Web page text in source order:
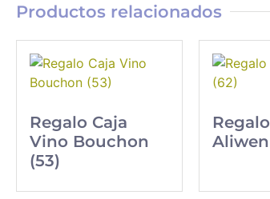
Productos relacionados
Regalo Caja
Vino Bouchon
(53)